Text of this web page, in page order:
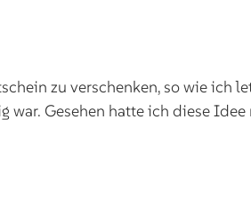
zu verschenken, so wie ich
war. Gesehen hatte ich diese Idee